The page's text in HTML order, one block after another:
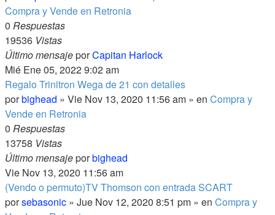
Compra y Vende en Retronia
0 Respuestas
19536 Vistas
Último mensajeporCapitan Harlock
Mié Ene 05, 2022 9:02 am
Regalo Trinitron Wega de 21 con detalles
porbighead » Vie Nov 13, 2020 11:56 am » en Compra y
Vende en Retronia
0 Respuestas
13758 Vistas
Último mensajeporbighead
Vie Nov 13, 2020 11:56 am
(Vendo o permuto)TV Thomson con entrada SCART
porsebasonic » Jue Nov 12, 2020 8:51 pm » en Compra y